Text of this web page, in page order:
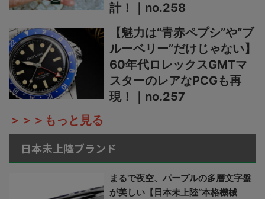
計！｜no.258
【魅力は“青赤ペプシ”や“ブ
ルーベリー”だけじゃない】
60年代ロレックスGMTマ
スターのレアなPCGも再
現！｜no.257
＞＞＞もっと見る
日本未上陸ブランド
まるで夜空、パープルの多層文字盤
が美しい【日本未上陸“本格機械